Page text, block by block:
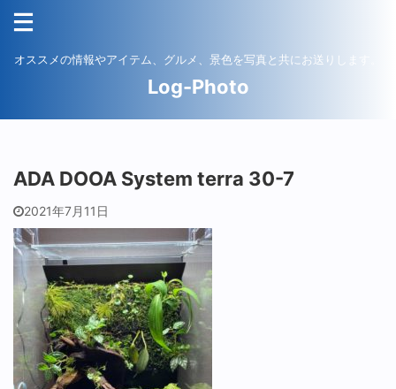
オススメの情報やアイテム、グルメ、景色を写真と共にお送りします。
Log-Photo
ADA DOOA System terra 30-7
2021年7月11日